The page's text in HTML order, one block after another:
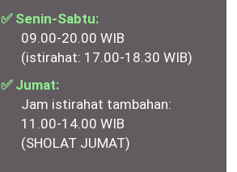
✅ Senin-Sabtu:
09.00-20.00 WIB
(istirahat: 17.00-18.30 WIB)
✅ Jumat:
Jam istirahat tambahan:
11.00-14.00 WIB
(SHOLAT JUMAT)